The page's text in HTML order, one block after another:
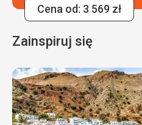
Cena od: 3 569 zł
Zainspiruj się